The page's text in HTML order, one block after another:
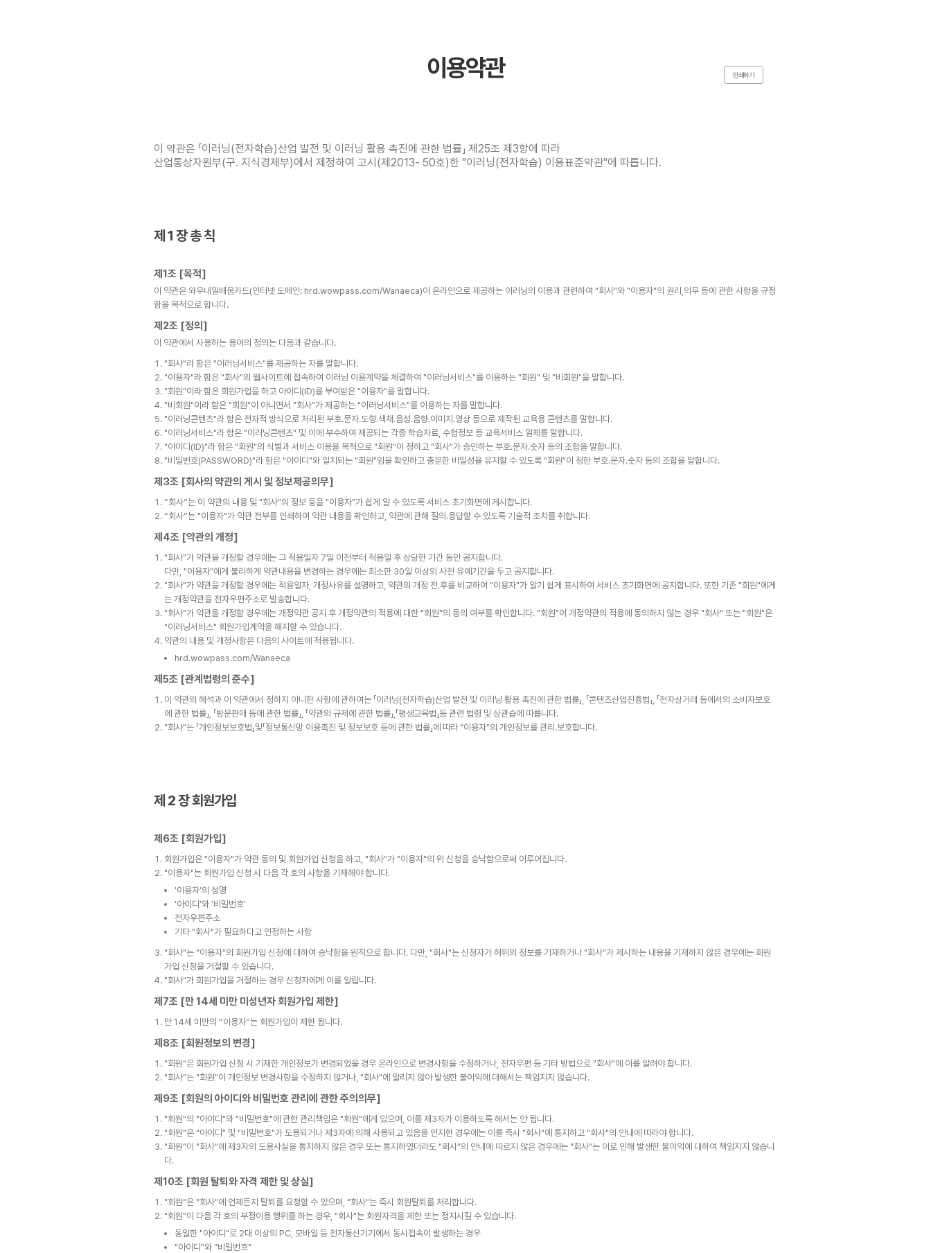
이용약관 인쇄하기
이 약관은 「이러닝(전자학습)산업 발전 및 이러닝 활용 촉진에 관한 법률」 제25조 제3항에 따라
산업통상자원부(구. 지식경제부)에서 제정하여 고시(제2013- 50호)한 "이러닝(전자학습) 이용표준약관"에 따릅니다.
제 1 장 총 칙
제1조 [목적]
이 약관은 와우내일배움카드(인터넷 도메인: hrd.wowpass.com/Wanaeca)이 온라인으로 제공하는 이러닝의 이용과 관련하여 "회사"와 "이용자"의 권리,의무 등에 관한 사항을 규정
함을 목적으로 합니다.
제2조 [정의]
이 약관에서 사용하는 용어의 정의는 다음과 같습니다.
"회사"라 함은 "이러닝서비스"를 제공하는 자를 말합니다.
"이용자"라 함은 "회사"의 웹사이트에 접속하여 이러닝 이용계약을 체결하여 "이러닝서비스"를 이용하는 "회원" 및 "비회원"을 말합니다.
"회원"이라 함은 회원가입을 하고 아이디(ID)를 부여받은 "이용자"를 말합니다.
"비회원"이라 함은 "회원"이 아니면서 "회사"가 제공하는 "이러닝서비스"를 이용하는 자를 말합니다.
"이러닝콘텐츠"라 함은 전자적 방식으로 처리된 부호․문자․도형․색채․음성․음향․이미지․영상 등으로 제작된 교육용 콘텐츠를 말합니다.
"이러닝서비스"라 함은 "이러닝콘텐츠" 및 이에 부수하여 제공되는 각종 학습자료, 수험정보 등 교육서비스 일체를 말합니다.
"아이디(ID)"라 함은 "회원"의 식별과 서비스 이용을 목적으로 "회원"이 정하고 "회사"가 승인하는 부호․문자․숫자 등의 조합을 말합니다.
"비밀번호(PASSWORD)"라 함은 "아이디"와 일치되는 "회원"임을 확인하고 충분한 비밀성을 유지할 수 있도록 "회원"이 정한 부호․문자․숫자 등의 조합을 말합니다.
제3조 [회사의 약관의 게시 및 정보제공의무]
“회사”는 이 약관의 내용 및 "회사"의 정보 등을 "이용자"가 쉽게 알 수 있도록 서비스 초기화면에 게시합니다.
“회사”는 "이용자"가 약관 전부를 인쇄하여 약관 내용을 확인하고, 약관에 관해 질의․응답할 수 있도록 기술적 조치를 취합니다.
제4조 [약관의 개정]
"회사"가 약관을 개정할 경우에는 그 적용일자 7일 이전부터 적용일 후 상당한 기간 동안 공지합니다.
다만, "이용자"에게 불리하게 약관내용을 변경하는 경우에는 최소한 30일 이상의 사전 유예기간을 두고 공지합니다.
"회사"가 약관을 개정할 경우에는 적용일자, 개정사유를 설명하고, 약관의 개정 전․후를 비교하여 "이용자"가 알기 쉽게 표시하여 서비스 초기화면에 공지합니다. 또한 기존 "회원"에게
는 개정약관을 전자우편주소로 발송합니다.
"회사"가 약관을 개정할 경우에는 개정약관 공지 후 개정약관의 적용에 대한 "회원"의 동의 여부를 확인합니다. "회원"이 개정약관의 적용에 동의하지 않는 경우 "회사" 또는 "회원"은
"이러닝서비스" 회원가입계약을 해지할 수 있습니다.
약관의 내용 및 개정사항은 다음의 사이트에 적용됩니다.
hrd.wowpass.com/Wanaeca
제5조 [관계법령의 준수]
이 약관의 해석과 이 약관에서 정하지 아니한 사항에 관하여는 「이러닝(전자학습)산업 발전 및 이러닝 활용 촉진에 관한 법률」, 「콘텐츠산업진흥법」, 「전자상거래 등에서의 소비자보호
에 관한 법률」, 「방문판매 등에 관한 법률」, 「약관의 규제에 관한 법률」,「평생교육법」등 관련 법령 및 상관습에 따릅니다.
"회사"는 「개인정보보호법」및「정보통신망 이용촉진 및 정보보호 등에 관한 법률」에 따라 "이용자"의 개인정보를 관리․보호합니다.
제 2 장 회원가입
제6조 [회원가입]
회원가입은 "이용자"가 약관 동의 및 회원가입 신청을 하고, "회사"가 "이용자"의 위 신청을 승낙함으로써 이루어집니다.
"이용자"는 회원가입 신청 시 다음 각 호의 사항을 기재해야 합니다.
'이용자'의 성명
'아이디'와 '비밀번호'
전자우편주소
기타 "회사"가 필요하다고 인정하는 사항
"회사"는 "이용자"의 회원가입 신청에 대하여 승낙함을 원칙으로 합니다. 다만, "회사"는 신청자가 허위의 정보를 기재하거나 "회사"가 제시하는 내용을 기재하지 않은 경우에는 회원
가입 신청을 거절할 수 있습니다.
"회사"가 회원가입을 거절하는 경우 신청자에게 이를 알립니다.
제7조 [만 14세 미만 미성년자 회원가입 제한]
만 14세 미만의 “이용자”는 회원가입이 제한 됩니다.
제8조 [회원정보의 변경]
"회원"은 회원가입 신청 시 기재한 개인정보가 변경되었을 경우 온라인으로 변경사항을 수정하거나, 전자우편 등 기타 방법으로 "회사"에 이를 알려야 합니다.
"회사"는 "회원"이 개인정보 변경사항을 수정하지 않거나, "회사"에 알리지 않아 발생한 불이익에 대해서는 책임지지 않습니다.
제9조 [회원의 아이디와 비밀번호 관리에 관한 주의의무]
"회원"의 "아이디"와 "비밀번호"에 관한 관리책임은 "회원"에게 있으며, 이를 제3자가 이용하도록 해서는 안 됩니다.
"회원"은 "아이디" 및 "비밀번호"가 도용되거나 제3자에 의해 사용되고 있음을 인지한 경우에는 이를 즉시 "회사"에 통지하고 "회사"의 안내에 따라야 합니다.
"회원"이 "회사"에 제3자의 도용사실을 통지하지 않은 경우 또는 통지하였더라도 "회사"의 안내에 따르지 않은 경우에는 "회사"는 이로 인해 발생한 불이익에 대하여 책임지지 않습니
다.
제10조 [회원 탈퇴와 자격 제한 및 상실]
"회원"은 "회사"에 언제든지 탈퇴를 요청할 수 있으며, "회사"는 즉시 회원탈퇴를 처리합니다.
"회원"이 다음 각 호의 부정이용 행위를 하는 경우, "회사"는 회원자격을 제한 또는 정지시킬 수 있습니다.
동일한 "아이디"로 2대 이상의 PC, 모바일 등 전자통신기기에서 동시접속이 발생하는 경우
"아이디"와 "비밀번호"